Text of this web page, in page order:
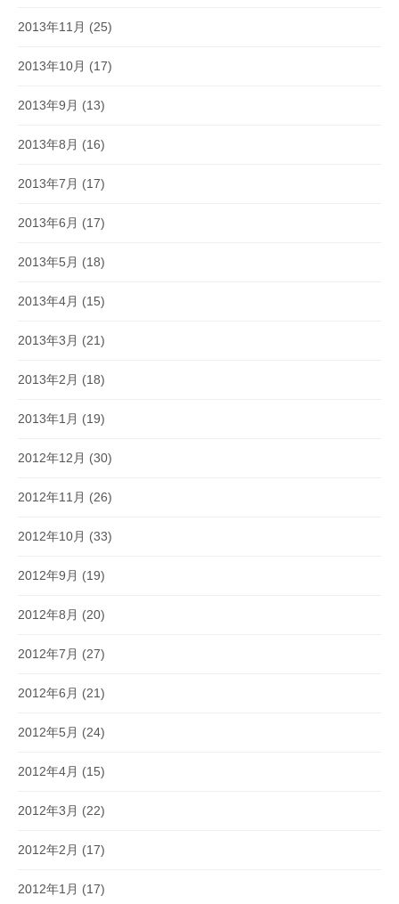
2013年11月 (25)
2013年10月 (17)
2013年9月 (13)
2013年8月 (16)
2013年7月 (17)
2013年6月 (17)
2013年5月 (18)
2013年4月 (15)
2013年3月 (21)
2013年2月 (18)
2013年1月 (19)
2012年12月 (30)
2012年11月 (26)
2012年10月 (33)
2012年9月 (19)
2012年8月 (20)
2012年7月 (27)
2012年6月 (21)
2012年5月 (24)
2012年4月 (15)
2012年3月 (22)
2012年2月 (17)
2012年1月 (17)